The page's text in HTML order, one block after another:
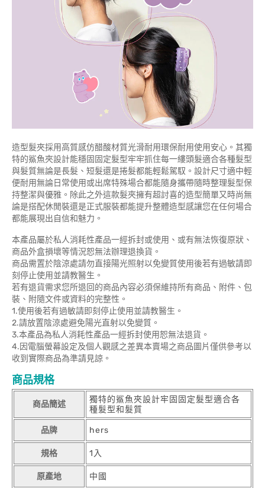
造型髮夾採用高質感仿醋酸材質光滑耐用環保耐用使用安心。其獨
特的鯊魚夾設計能穩固固定髮型牢牢抓住每一縷頭髮適合各種髮型
與髮質無論是長髮、短髮還是捲髮都能輕鬆駕馭。設計尺寸適中輕
便耐用無論日常使用或出席特殊場合都能隨身攜帶隨時整理髮型保
持整潔與優雅。除此之外這款髮夾擁有超討喜的造型簡單又時尚無
論是搭配休閒裝還是正式服裝都能提升整體造型感讓您在任何場合
都能展現出自信和魅力。
本產品屬於私人消耗性產品一經拆封或使用、或有無法恢復原狀、
商品外盒損壞等情況恕無法辦理退換貨。
商品需置於陰涼處請勿直接陽光照射以免變質使用後若有過敏請即
刻停止使用並請教醫生。
若有退貨需求您所退回的商品內容必須保維持所有商品、附件、包
裝、附隨文件或資料的完整性。
1.使用後若有過敏請即刻停止使用並請教醫生。
2.請放置陰涼處避免陽光直射以免變質。
3.本產品為私人消耗性產品一經拆封使用恕無法退貨。
4.因電腦螢幕設定及個人觀感之差異本賣場之商品圖片僅供參考以
收到實際商品為準請見諒。
商品規格
商品簡述
獨特的鯊魚夾設計牢固固定髮型適合各
種髮型和髮質
品牌 hers
規格 1入
原產地 中國